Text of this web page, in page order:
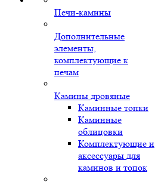
Печи-камины
Дополнительные
элементы,
комплектующие к
печам
Камины дровяные
Каминные топки
Каминные
облицовки
Комплектующие и
аксессуары для
каминов и топок